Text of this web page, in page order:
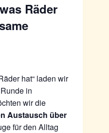
Räder
hat“ laden wir
in
wir die
Austausch über
für den Alltag